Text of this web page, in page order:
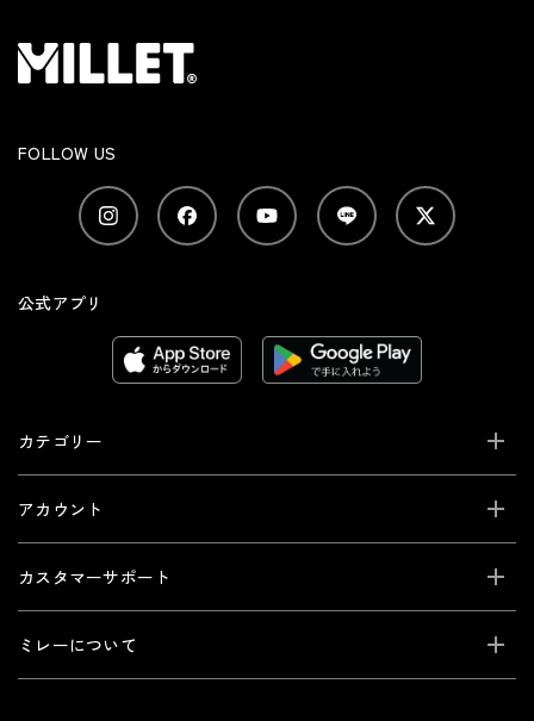
FOLLOW US
公式アプリ
カテゴリー
アカウント
カスタマーサポート
ミレーについて